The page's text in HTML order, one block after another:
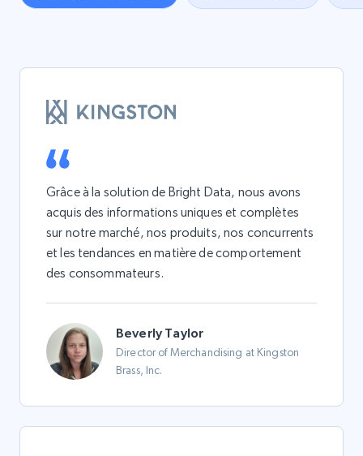
Grâce à la solution de Bright Data, nous avons
acquis des informations uniques et complètes
sur notre marché, nos produits, nos concurrents
et les tendances en matière de comportement
des consommateurs.
Beverly Taylor
Director of Merchandising at Kingston
Brass, Inc.